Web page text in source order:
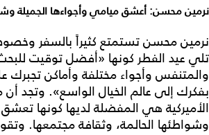
نرمين محسن: أعشق ميامي وأجواءها الجميلة
نرمين محسن تستمتع كثيراً بالسفر
تلي عيد الفطر كونها «أفضل توقيت
والمتنفس وأجواء مختلفة وأماكن تجبرك
بفكرك إلى عالم الخيال الواسع». وتجد
الأميركية هي المفضلة لديها كونها تعشق
وشواطئها الحالمة، وثقافة مجتمعها.